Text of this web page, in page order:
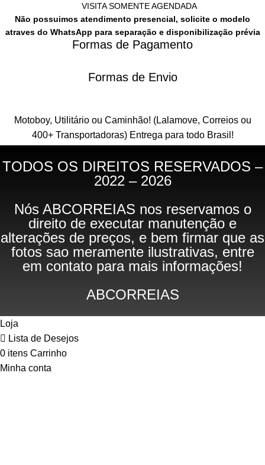
VISITA SOMENTE AGENDADA
Não possuimos atendimento presencial, solicite o modelo
atraves do WhatsApp para separação e disponibilização prévia
Formas de Pagamento
Formas de Envio
Motoboy, Utilitário ou Caminhão! (Lalamove, Correios ou
400+ Transportadoras) Entrega para todo Brasil!
TODOS OS DIREITOS RESERVADOS –
2022 – 2026
Nós ABCORREIAS nos reservamos o
direito de executar manutenção e
alterações de preços, e bem firmar que as
fotos sao meramente ilustrativas, entre
em contato para mais informações!
ABCORREIAS
Loja
Lista de Desejos
0 itens Carrinho
Minha conta